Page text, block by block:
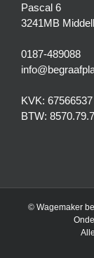
Pascal 6
3241MB
0187-489088
KVK: 67566537
BTW:
© Wagemaker